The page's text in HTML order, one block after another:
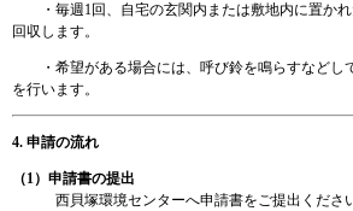
・毎週1回、自宅の玄関内または敷地内に置かれ
回収します。
・希望がある場合には、呼び鈴を鳴らすなどし
を行います。
4. 申請の流れ
（1）申請書の提出
西貝塚環境センターへ申請書をご提出ください